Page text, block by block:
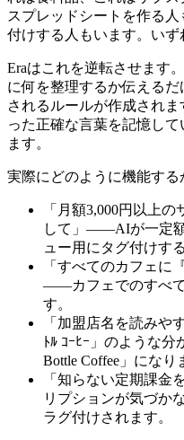
スプレッドシートを作る
付けする人もいます。いず
Eraはこれを逆転させます
に何を整理するか伝える
されるルールが作成され
った正確な言葉を記憶し
ます。
実際にどのように機能する
「月額3,000円以上
して」――AIが一定
ュー用にタグ付けす
「すべてのカフェに
――カフェでのすべて
す。
「加盟店名を読み
ﾄﾙ ｺｰﾋｰ」のような
Bottle Coffee」になり
「知らない定期課
リプションが気づか
ラグ付けされます。